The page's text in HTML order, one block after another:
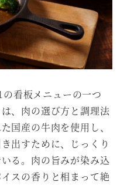
看板メニューの一つ
、肉の選び方と調理法
国産の牛肉を使用し、
出すために、じっくり
る。肉の旨みが染み込
スの香りと相まって絶